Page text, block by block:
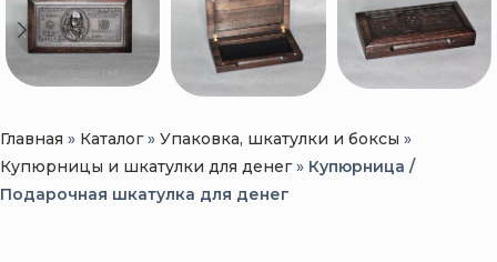
Главная » Каталог» Упаковка, шкатулки и боксы »
Купюрницы и шкатулки для денег» Купюрница /
Подарочная шкатулка для денег